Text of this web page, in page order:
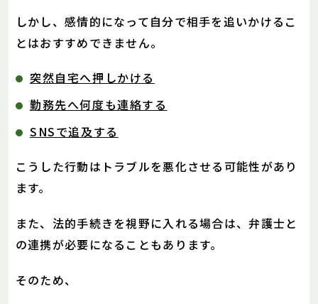
しかし、感情的になって自分で相手を追いかけるこ
とはおすすめできません。
突然自宅へ押しかける
勤務先へ何度も連絡する
SNSで追及する
こうした行動はトラブルを悪化させる可能性があり
ます。
また、法的手続きを視野に入れる場合は、弁護士と
の連携が必要になることもあります。
そのため、